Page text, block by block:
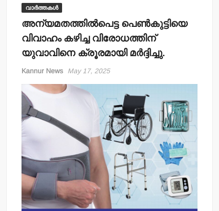
വാർത്തകൾ
അന്യമതത്തില്‍പെട്ട പെണ്‍കുട്ടിയെ
വിവാഹം കഴിച്ച വിരോധത്തിന്
യുവാവിനെ ക്രൂരമായി മര്‍ദ്ദിച്ചു.
Kannur News May 17, 2025